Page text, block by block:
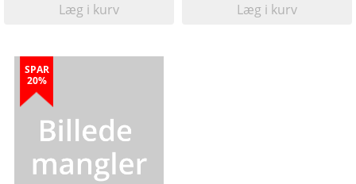
Læg i kurv Læg i kurv
SPAR
20%